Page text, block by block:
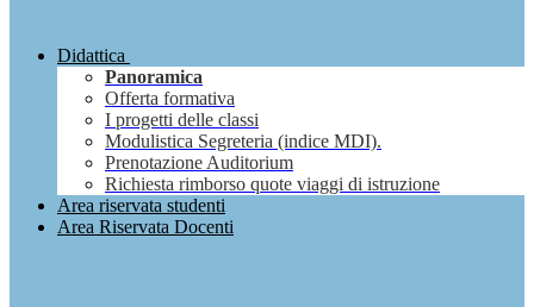
Didattica
Panoramica
Offerta formativa
I progetti delle classi
Modulistica Segreteria (indice MDI).
Prenotazione Auditorium
Richiesta rimborso quote viaggi di istruzione
Area riservata studenti
Area Riservata Docenti